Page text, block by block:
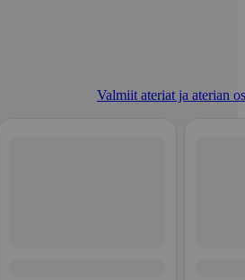
Valmiit ateriat ja aterian